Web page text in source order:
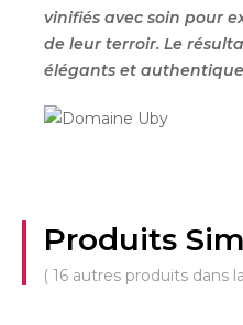
vinifiés avec soin pour
de leur terroir. Le
élégants et
Produits
( 16 autres produits dans